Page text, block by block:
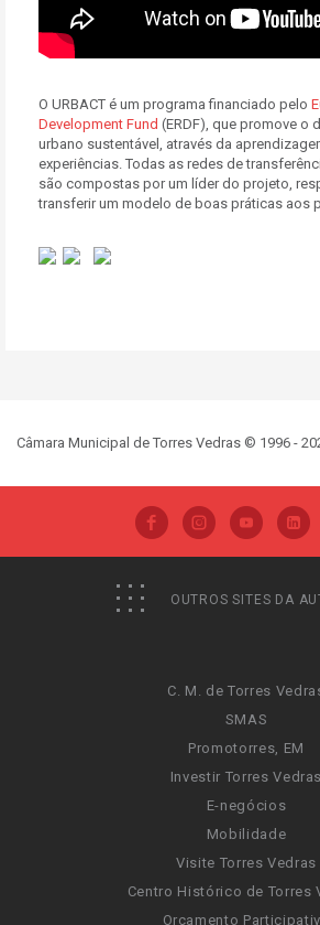
O URBACT é um programa financiado pelo
Development Fund (ERDF), que promove o
urbano sustentável, através da
experiências. Todas as redes de
são compostas por um líder do projeto,
transferir um modelo de boas práticas aos
Câmara Municipal de Torres Vedras © 1996 -
OUTROS SITES DA
C. M. de Torres
SMAS
Promotorres, EM
Investir Torres Vedras
E-negócios
Mobilidade
Visite Torres Vedras
Centro Histórico de Torres
Orçamento